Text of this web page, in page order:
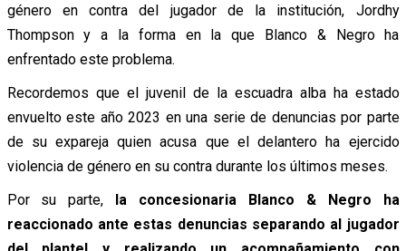
género en contra del jugador de la institución, Jordhy
Thompson y a la forma en la que Blanco & Negro ha
enfrentado este problema.
Recordemos que el juvenil de la escuadra alba ha estado
envuelto este año 2023 en una serie de denuncias por parte
de su expareja quien acusa que el delantero ha ejercido
violencia de género en su contra durante los últimos meses.
Por su parte, la concesionaria Blanco & Negro ha
reaccionado ante estas denuncias separando al jugador